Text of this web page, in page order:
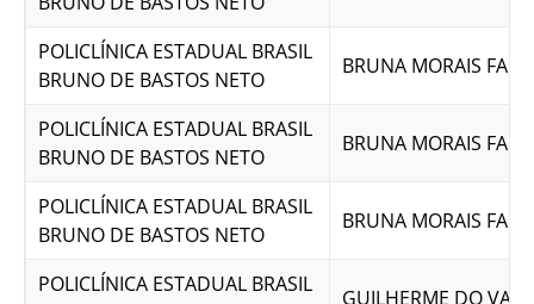
POLICLÍNICA ESTADUAL BRASIL
BRUNO DE BASTOS NETO
BRUNA MORAIS
POLICLÍNICA ESTADUAL BRASIL
BRUNO DE BASTOS NETO
BRUNA MORAIS
POLICLÍNICA ESTADUAL BRASIL
BRUNO DE BASTOS NETO
BRUNA MORAIS
POLICLÍNICA ESTADUAL BRASIL
GUILHERME DO